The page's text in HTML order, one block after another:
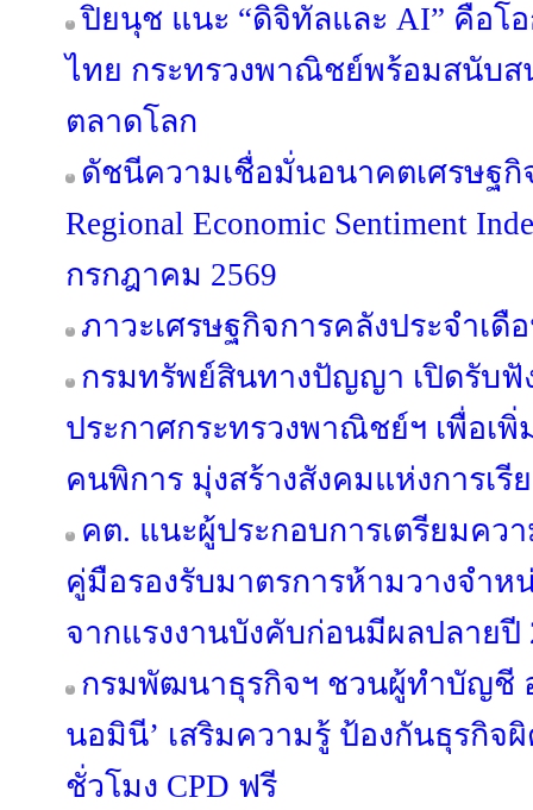
ปิยนุช แนะ “ดิจิทัลและ AI” คือโ
ไทย กระทรวงพาณิชย์พร้อมสนับส
ตลาดโลก
ดัชนีความเชื่อมั่นอนาคตเศรษฐกิ
Regional Economic Sentiment
กรกฎาคม 2569
ภาวะเศรษฐกิจการคลังประจำเดื
กรมทรัพย์สินทางปัญญา เปิดรับฟั
ประกาศกระทรวงพาณิชย์ฯ เพื่อเ
คนพิการ มุ่งสร้างสังคมแห่งการเรี
คต. แนะผู้ประกอบการเตรียมคว
คู่มือรองรับมาตรการห้ามวางจำห
จากแรงงานบังคับก่อนมีผลปลายปี
กรมพัฒนาธุรกิจฯ ชวนผู้ทำบัญชี
นอมินี’ เสริมความรู้ ป้องกันธุรกิ
ชั่วโมง CPD ฟรี